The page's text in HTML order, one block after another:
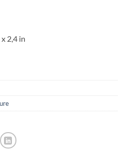
2,4 in